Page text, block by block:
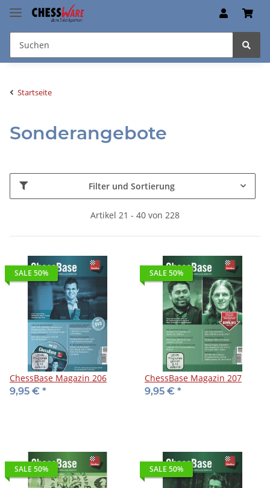
Startseite
Sonderangebote
Filter und Sortierung
Artikel 21 - 40 von 228
SALE 50%
ChessBase Magazin 206
9,95 € *
SALE 50%
ChessBase Magazin 207
9,95 € *
SALE 50% SALE 50%